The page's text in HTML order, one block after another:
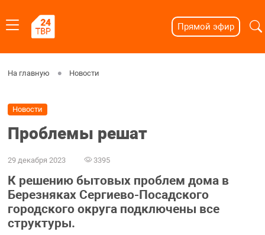
Прямой эфир
На главную Новости
Новости
Проблемы решат
29 декабря 2023 3395
К решению бытовых проблем дома в
Березняках Сергиево-Посадского
городского округа подключены все
структуры.